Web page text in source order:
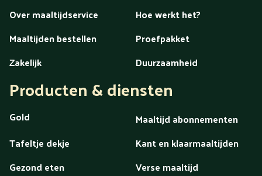
Over maaltijdservice
Hoe werkt het?
Maaltijden bestellen
Proefpakket
Zakelijk
Duurzaamheid
Producten & diensten
Gold
Maaltijd abonnementen
Tafeltje dekje
Kant en klaarmaaltijden
Gezond eten
Verse maaltijd